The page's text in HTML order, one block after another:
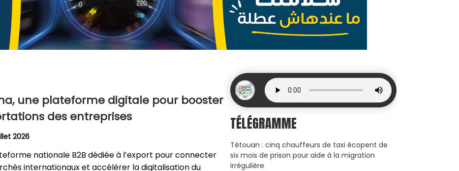
une plateforme digitale pour booster
des entreprises
2026
nationale B2B dédiée à l’export pour connecter
internationaux et accélérer la digitalisation du
TÉLÉGRAMME
Tétouan : cinq chauffeurs de taxi écopent de
six mois de prison pour aide à la migration
irrégulière